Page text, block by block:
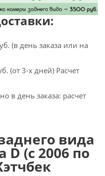
(в день заказа или на
(от 3-х дней) Расчет
в день заказа: расчет
вида
D (с 2006 по